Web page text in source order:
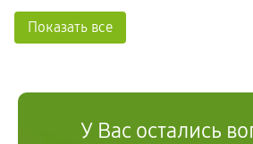
Показать все
У Вас остались